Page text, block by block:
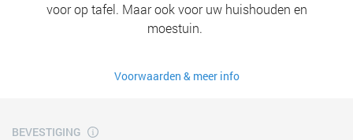
voor op tafel. Maar ook voor uw huishouden en
moestuin.
Voorwaarden & meer info
BEVESTIGING